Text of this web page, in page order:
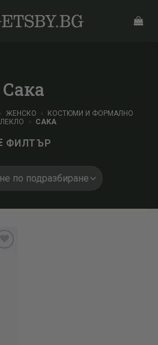
Сака
ЖЕНСКО
КОСТЮМИ И ФОРМАЛНО
САКА
ФИЛТЪР